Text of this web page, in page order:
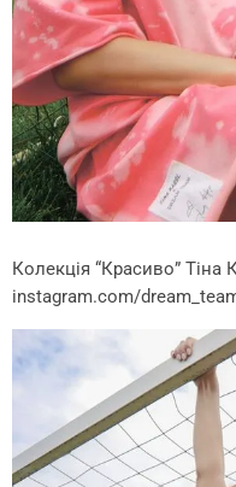
Колекція “Красиво” Тіна
instagram.com/